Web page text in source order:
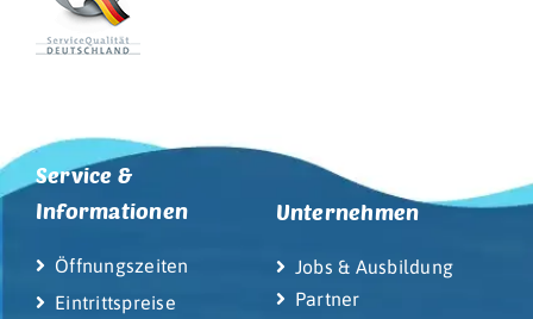
Service &
Informationen
Öffnungszeiten
Eintrittspreise
Unternehmen
Jobs & Ausbildung
Partner